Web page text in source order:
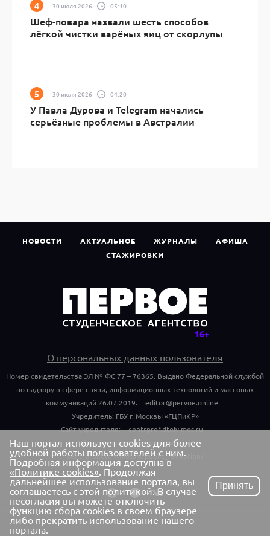
30 июля 2026 05:10
Шеф-повара назвали шесть способов
лёгкой чистки варёных яиц от скорлупы
30 июля 2026 04:20
У Павла Дурова и Telegram начались
серьёзные проблемы в Австралии
НОВОСТИ АКТУАЛЬНОЕ ЖУРНАЛЫ
АФИША
СТАЖИРОВКИ
О персональных данных пользователя
Номер свидетельства ЭЛ № ФС 77 – 76365. Выдано Федеральной службой
по надзору в сфере связи, информационных технологий и массовых
коммуникаций 26.07.2019.
editor@pervoe.online
Учредитель: ГБУ г. Москвы «ГЦПиКР»
Сайт учредителя:
centrprof.dtoiv.mos.ru
Обращения граждан учредителю:
centrprof.dtoiv.mos.ru/public_reception/
Наш портал использует cookies для более
удобной работы пользователей с ним.
Подробная информация доступна в
«Политике cookies». Продолжая
дальнейшее использование портала, вы
соглашаетесь с этой политикой. В случае
несогласия вы можете отключить
функцию сбора cookies в своем браузере
либо прекратить использование нашего
портала.
Принять